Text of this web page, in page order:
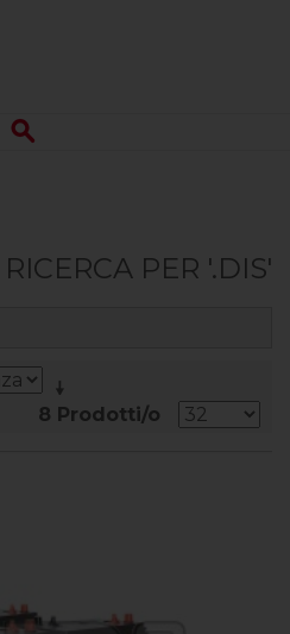
PER '.DIS'
8 Prodotti/o